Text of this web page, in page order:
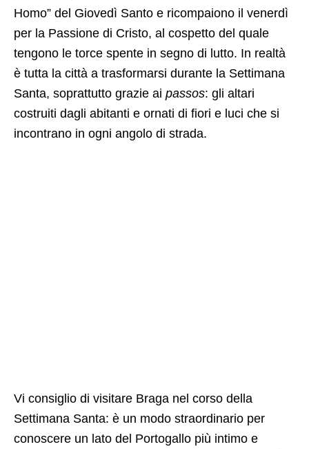
Homo” del Giovedì Santo e ricompaiono il venerdì
per la Passione di Cristo, al cospetto del quale
tengono le torce spente in segno di lutto. In realtà
è tutta la città a trasformarsi durante la Settimana
Santa, soprattutto grazie ai passos: gli altari
costruiti dagli abitanti e ornati di fiori e luci che si
incontrano in ogni angolo di strada.
Vi consiglio di visitare Braga nel corso della
Settimana Santa: è un modo straordinario per
conoscere un lato del Portogallo più intimo e